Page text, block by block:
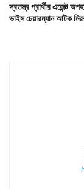
স্বতন্ত্র প্রার্থীর এজেন্ট
ভাইস চেয়ারম্যান আটক